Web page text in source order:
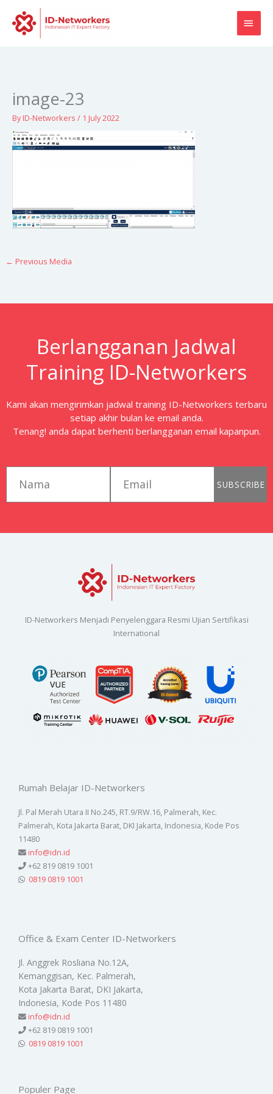
content
image-23
ByID-Networkers / 1 July 2022
← Previous Media
Berlangganan Jadwal
Training ID-Networkers
Kami akan mengirimkan jadwal training ID-Networkers terbaru
setiap akhir bulan ke email anda.
Tenang! anda dapat berhenti berlangganan email kapanpun.
SUBSCRIBE
ID-Networkers Menjadi Penyelenggara Resmi Ujian Sertifikasi
International
Rumah Belajar ID-Networkers
Jl. Pal Merah Utara II No.245, RT.9/RW.16, Palmerah, Kec.
Palmerah, Kota Jakarta Barat, DKI Jakarta, Indonesia, Kode Pos
11480
info@idn.id
+62 819 0819 1001
0819 0819 1001
Office & Exam Center ID-Networkers
Jl. Anggrek Rosliana No.12A,
Kemanggisan, Kec. Palmerah,
Kota Jakarta Barat, DKI Jakarta,
Indonesia, Kode Pos 11480
info@idn.id
+62 819 0819 1001
0819 0819 1001
Populer Page